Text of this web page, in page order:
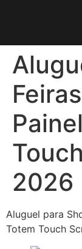
2026
Aluguel para
Totem Touch